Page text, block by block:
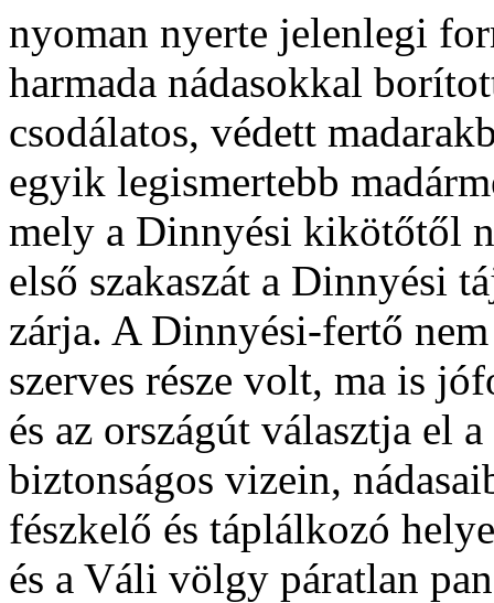
nyoman nyerte jelenlegi
harmada nádasokkal
csodálatos, védett
egyik legismertebb
mely a Dinnyési kikötőtől
első szakaszát a Dinnyési
zárja. A Dinnyési-fertő
szerves része volt, ma is
és az országút választja el
biztonságos vizein,
fészkelő és táplálkozó
és a Váli völgy páratlan